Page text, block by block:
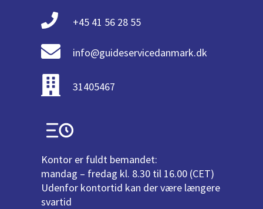
+45 41 56 28 55
info@guideservicedanmark.dk
31405467
Kontor er fuldt bemandet:
mandag – fredag kl. 8.30 til 16.00 (CET)
Udenfor kontortid kan der være længere
svartid